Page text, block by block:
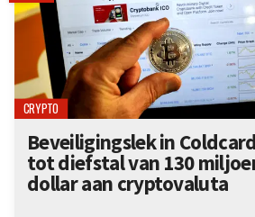
CRYPTO
Beveiligingslek in
tot diefstal van 130
dollar aan cryptovaluta